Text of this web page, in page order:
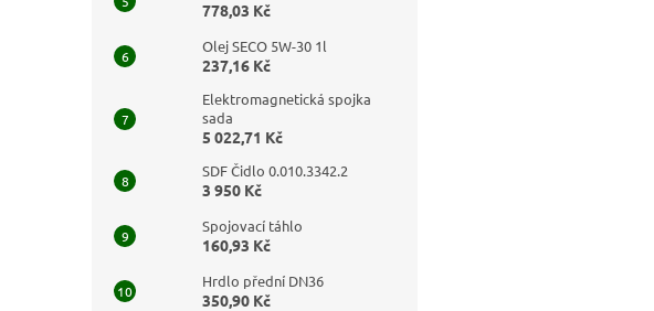
778,03 Kč
Olej SECO 5W-30 1l
237,16 Kč
Elektromagnetická spojka
sada
5 022,71 Kč
SDF Čidlo 0.010.3342.2
3 950 Kč
Spojovací táhlo
160,93 Kč
Hrdlo přední DN36
350,90 Kč